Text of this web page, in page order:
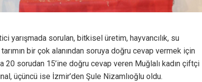
yarışmada sorulan, bitkisel üretim, hayvancılık, su
bir çok alanından soruya doğru cevap vermek için
20 sorudan 15’ine doğru cevap veren Muğlalı kadın çiftçi
üçüncü ise İzmir’den Şule Nizamlıoğlu oldu.